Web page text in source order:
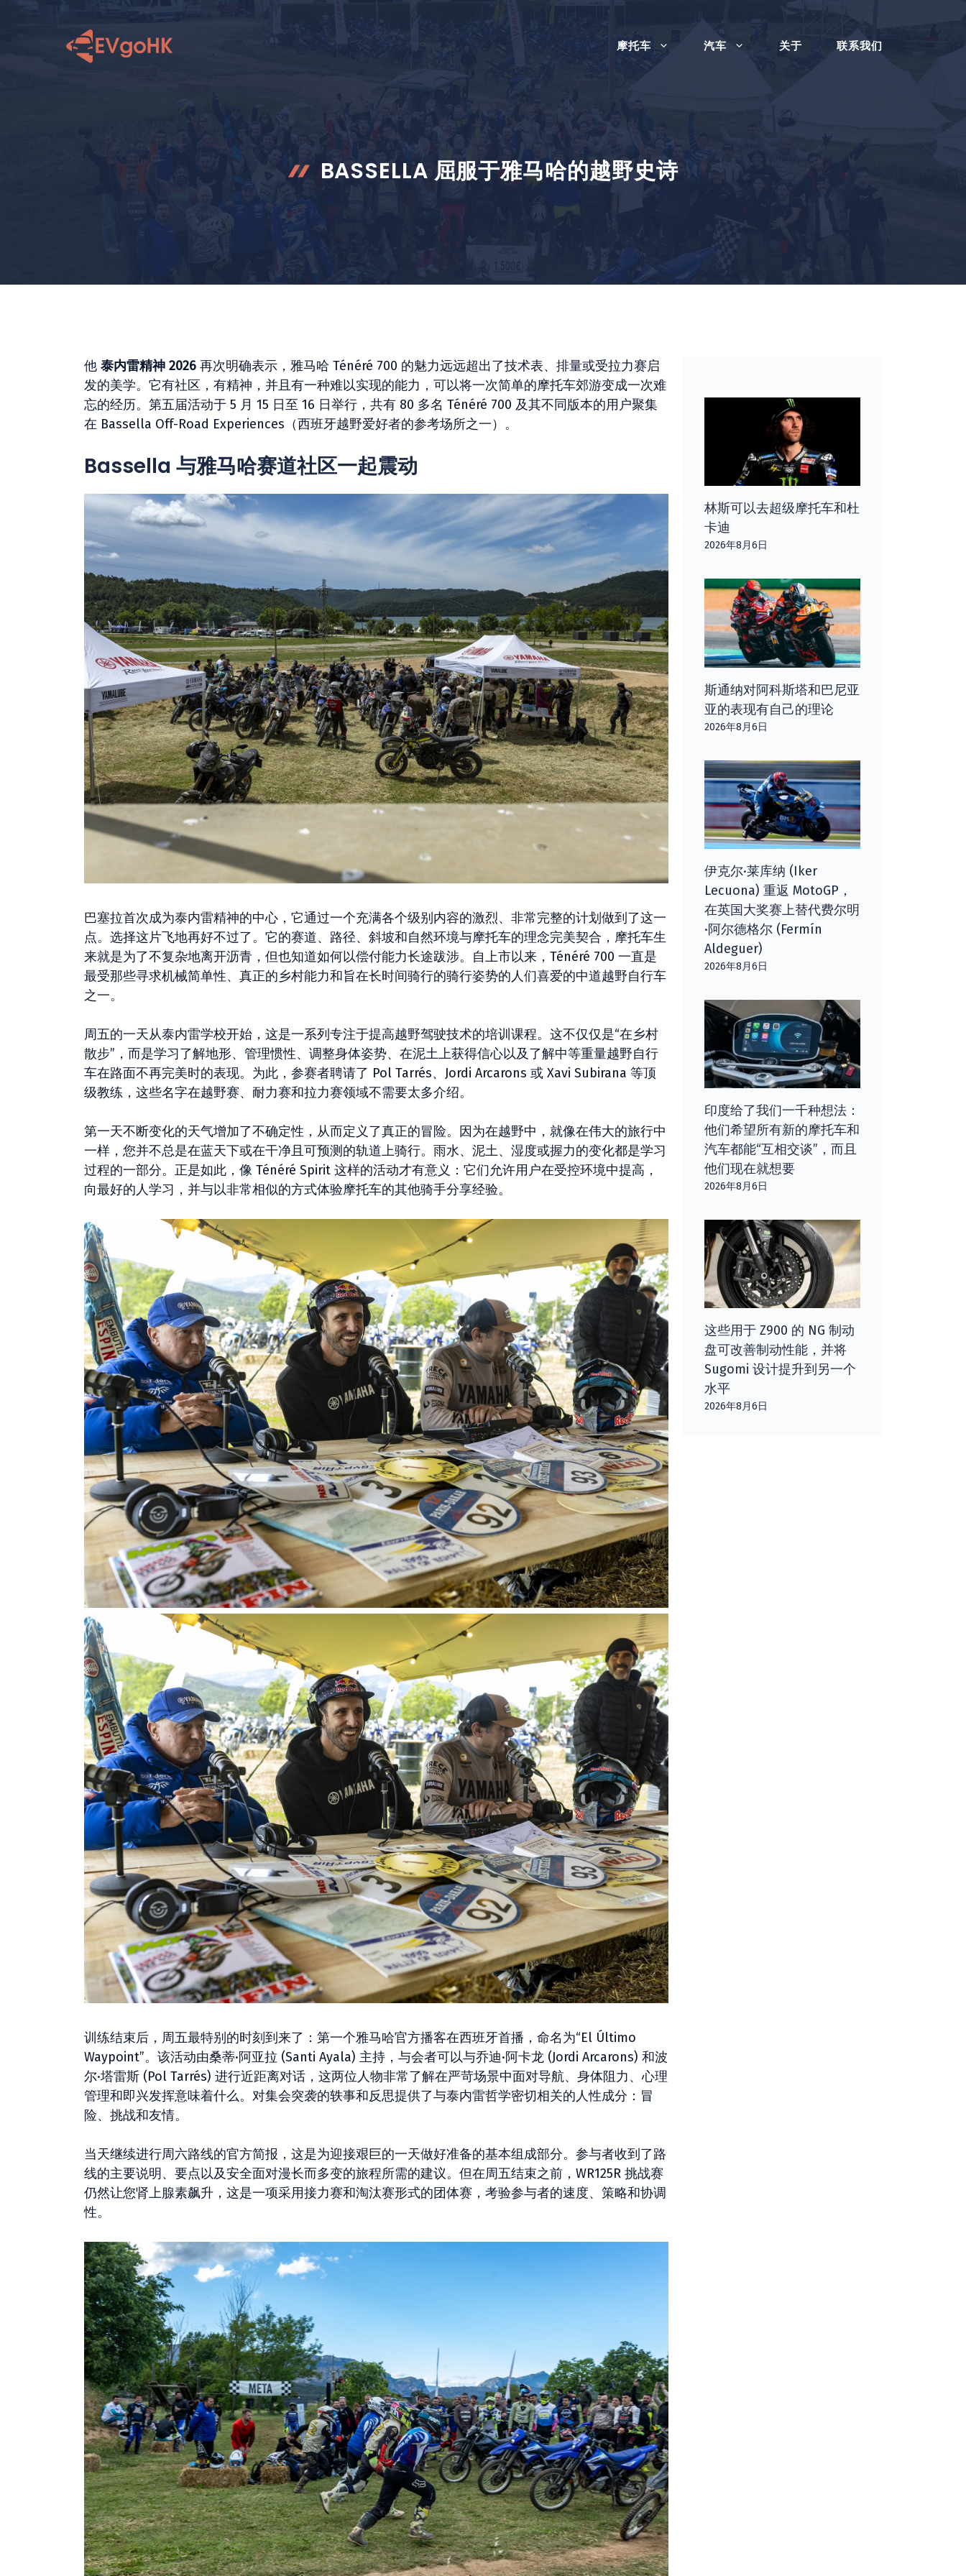
摩托车 汽车 关于 联系我们
BASSELLA 屈服于雅马哈的越野史诗
他 泰内雷精神 2026 再次明确表示，雅马哈 Ténéré 700 的魅力远远超出了技术表、排量或受拉力赛启
发的美学。它有社区，有精神，并且有一种难以实现的能力，可以将一次简单的摩托车郊游变成一次难
忘的经历。第五届活动于 5 月 15 日至 16 日举行，共有 80 多名 Ténéré 700 及其不同版本的用户聚集
在 Bassella Off-Road Experiences（西班牙越野爱好者的参考场所之一）。
Bassella 与雅马哈赛道社区一起震动
巴塞拉首次成为泰内雷精神的中心，它通过一个充满各个级别内容的激烈、非常完整的计划做到了这一
点。选择这片飞地再好不过了。它的赛道、路径、斜坡和自然环境与摩托车的理念完美契合，摩托车生
来就是为了不复杂地离开沥青，但也知道如何以偿付能力长途跋涉。自上市以来，Ténéré 700 一直是
最受那些寻求机械简单性、真正的乡村能力和旨在长时间骑行的骑行姿势的人们喜爱的中道越野自行车
之一。
周五的一天从泰内雷学校开始，这是一系列专注于提高越野驾驶技术的培训课程。这不仅仅是“在乡村
散步”，而是学习了解地形、管理惯性、调整身体姿势、在泥土上获得信心以及了解中等重量越野自行
车在路面不再完美时的表现。为此，参赛者聘请了 Pol Tarrés、Jordi Arcarons 或 Xavi Subirana 等顶
级教练，这些名字在越野赛、耐力赛和拉力赛领域不需要太多介绍。
第一天不断变化的天气增加了不确定性，从而定义了真正的冒险。因为在越野中，就像在伟大的旅行中
一样，您并不总是在蓝天下或在干净且可预测的轨道上骑行。雨水、泥土、湿度或握力的变化都是学习
过程的一部分。正是如此，像 Ténéré Spirit 这样的活动才有意义：它们允许用户在受控环境中提高，
向最好的人学习，并与以非常相似的方式体验摩托车的其他骑手分享经验。
训练结束后，周五最特别的时刻到来了：第一个雅马哈官方播客在西班牙首播，命名为“El Último
Waypoint”。该活动由桑蒂·阿亚拉 (Santi Ayala) 主持，与会者可以与乔迪·阿卡龙 (Jordi Arcarons) 和波
尔·塔雷斯 (Pol Tarrés) 进行近距离对话，这两位人物非常了解在严苛场景中面对导航、身体阻力、心理
管理和即兴发挥意味着什么。对集会突袭的轶事和反思提供了与泰内雷哲学密切相关的人性成分：冒
险、挑战和友情。
当天继续进行周六路线的官方简报，这是为迎接艰巨的一天做好准备的基本组成部分。参与者收到了路
线的主要说明、要点以及安全面对漫长而多变的旅程所需的建议。但在周五结束之前，WR125R 挑战赛
仍然让您肾上腺素飙升，这是一项采用接力赛和淘汰赛形式的团体赛，考验参与者的速度、策略和协调
性。
林斯可以去超级摩托车和杜
卡迪
2026年8月6日
斯通纳对阿科斯塔和巴尼亚
亚的表现有自己的理论
2026年8月6日
伊克尔·莱库纳 (Iker
Lecuona) 重返 MotoGP，
在英国大奖赛上替代费尔明
·阿尔德格尔 (Fermín
Aldeguer)
2026年8月6日
印度给了我们一千种想法：
他们希望所有新的摩托车和
汽车都能“互相交谈”，而且
他们现在就想要
2026年8月6日
这些用于 Z900 的 NG 制动
盘可改善制动性能，并将
Sugomi 设计提升到另一个
水平
2026年8月6日